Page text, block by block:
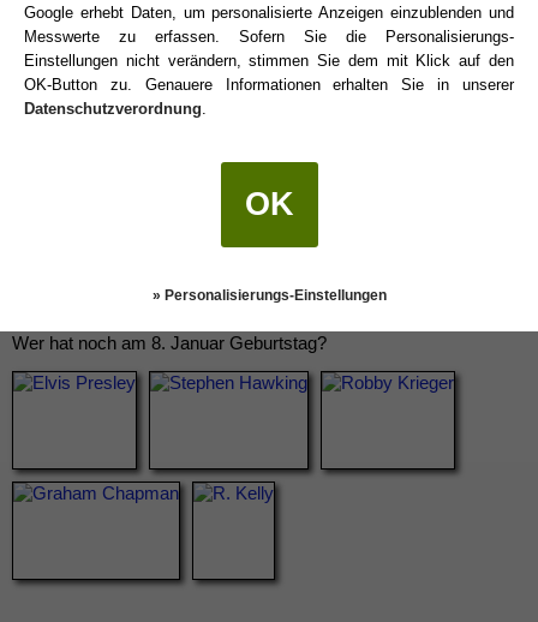
Wer hat noch am 8. Januar Geburtstag?
Google erhebt Daten, um personalisierte Anzeigen einzublenden und
Messwerte zu erfassen. Sofern Sie die Personalisierungs-
Einstellungen nicht verändern, stimmen Sie dem mit Klick auf den
OK-Button zu. Genauere Informationen erhalten Sie in unserer
Datenschutzverordnung.
OK
» Personalisierungs-Einstellungen